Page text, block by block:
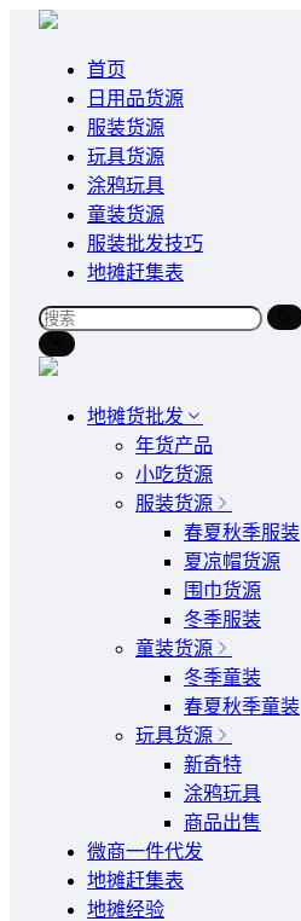
首页
日用品货源
服装货源
玩具货源
涂鸦玩具
童装货源
服装批发技巧
地摊赶集表
地摊货批发
年货产品
小吃货源
服装货源
春夏秋季服装
夏凉帽货源
围巾货源
冬季服装
童装货源
冬季童装
春夏秋季童装
玩具货源
新奇特
涂鸦玩具
商品出售
微商一件代发
地摊赶集表
地摊经验